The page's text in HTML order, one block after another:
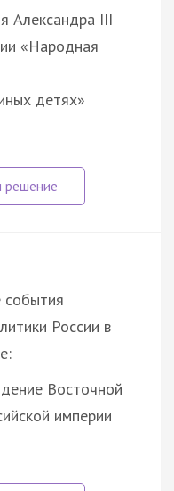
Александра III
«Народная
детях»
России в
Восточной
империи